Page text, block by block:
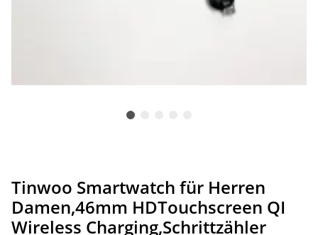
Tinwoo Smartwatch für Herren
Damen,46mm HDTouchscreen QI
Wireless Charging,Schrittzähler